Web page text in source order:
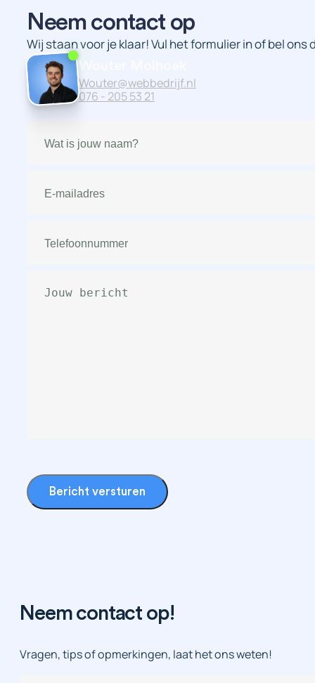
Neem contact op
Wij staan voor je klaar! Vul het formulier in of bel
Wouter@webbedrijf.nl
076 - 205 53 21
mailadres(Vereist)
Bericht versturen
Neem contact op!
Vragen, tips of opmerkingen, laat het ons weten!